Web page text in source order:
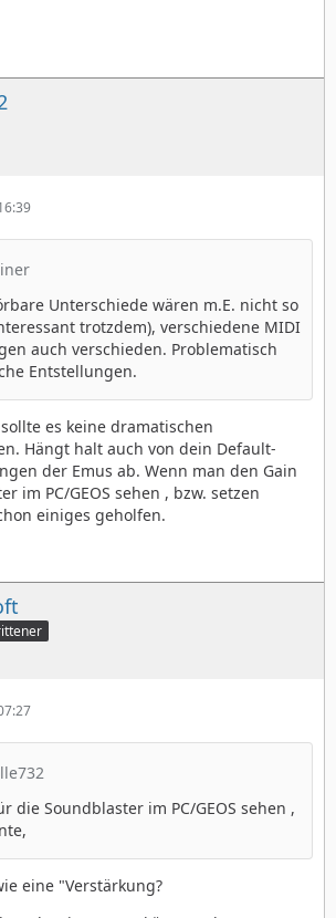
Unterschiede wären m.E. nicht so
trotzdem), verschiedene MIDI
auch verschieden. Problematisch
Entstellungen.
es keine dramatischen
Hängt halt auch von dein Default-
der Emus ab. Wenn man den Gain
im PC/GEOS sehen , bzw. setzen
einiges geholfen.
die Soundblaster im PC/GEOS sehen ,
eine "Verstärkung?